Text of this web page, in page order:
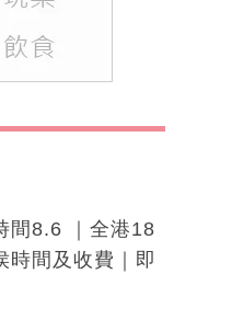
間8.6 ｜全港18
時間及收費｜即